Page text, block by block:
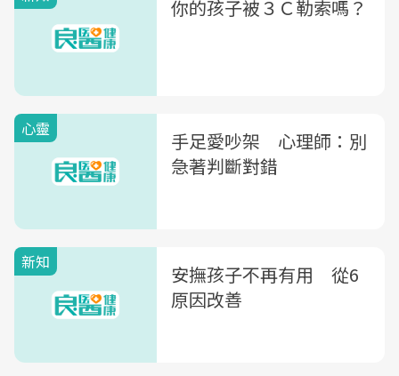
你的孩子被３Ｃ勒索嗎？
心靈
手足愛吵架 心理師：別
急著判斷對錯
新知
安撫孩子不再有用 從6
原因改善